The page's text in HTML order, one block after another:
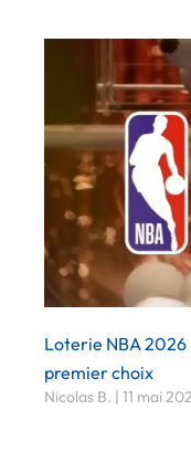
Loterie NBA 2026
premier choix
Nicolas B. 11 mai